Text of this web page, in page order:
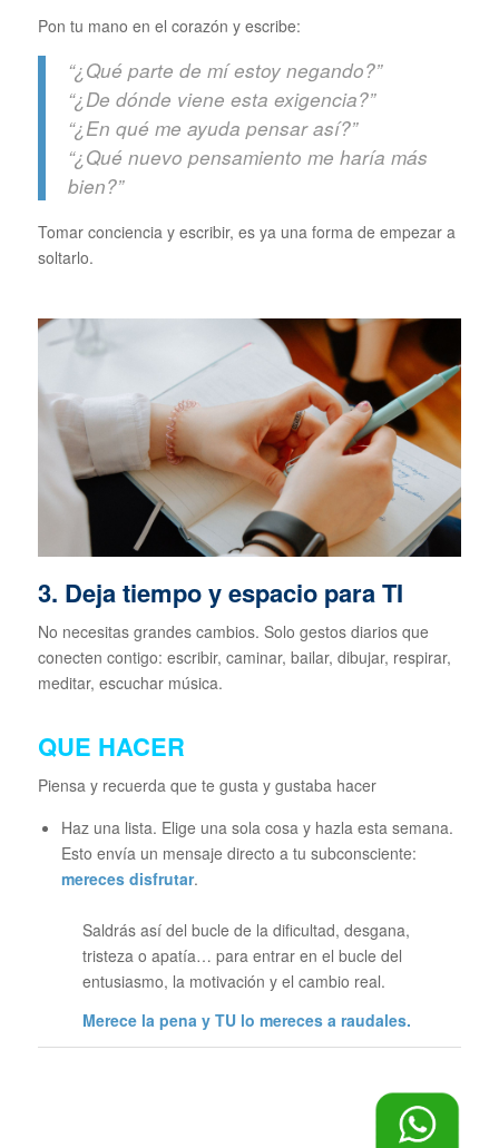
Pon tu mano en el corazón y escribe:
“¿Qué parte de mí estoy negando?”
“¿De dónde viene esta exigencia?”
“¿En qué me ayuda pensar así?”
“¿Qué nuevo pensamiento me haría más
bien?”
Tomar conciencia y escribir, es ya una forma de empezar a
soltarlo.
3. Deja tiempo y espacio para TI
No necesitas grandes cambios. Solo gestos diarios que
conecten contigo: escribir, caminar, bailar, dibujar, respirar,
meditar, escuchar música.
QUE HACER
Piensa y recuerda que te gusta y gustaba hacer
Haz una lista. Elige una sola cosa y hazla esta semana.
Esto envía un mensaje directo a tu subconsciente:
mereces disfrutar.
Saldrás así del bucle de la dificultad, desgana,
tristeza o apatía… para entrar en el bucle del
entusiasmo, la motivación y el cambio real.
Merece la pena y TU lo mereces a raudales.